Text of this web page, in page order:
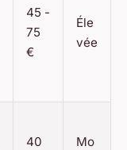
45 -
75
€
Éle
vée
40
Mo